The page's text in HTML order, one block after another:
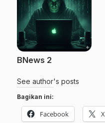
BNews 2
See author's posts
Bagikan ini:
Facebook X